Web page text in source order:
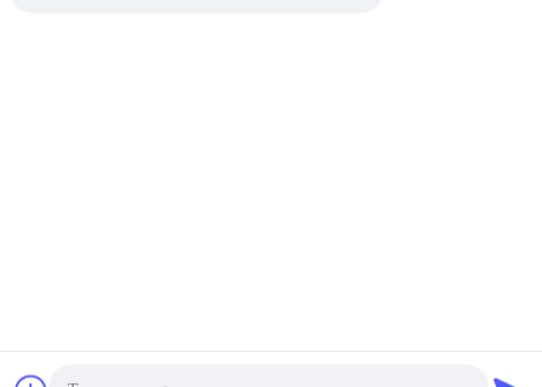
Jinlida Light Industry Machinery Co.,Ltd . Διατηρούνται όλα τα